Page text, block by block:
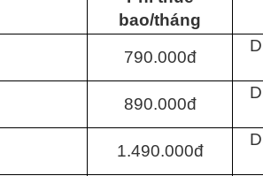
bao/tháng
790.000đ
890.000đ
1.490.000đ